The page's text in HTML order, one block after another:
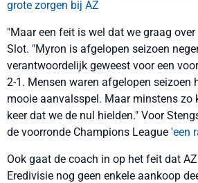
grote zorgen bij AZ
"Maar een feit is wel dat we graag
Slot. "Myron is afgelopen seizoen
verantwoordelijk geweest voor een
2-1. Mensen waren afgelopen seizoen
mooie aanvalsspel. Maar minstens zo
keer dat we de nul hielden." Voor
de voorronde Champions League 'een
Ook gaat de coach in op het feit dat
Eredivisie nog geen enkele aankoop